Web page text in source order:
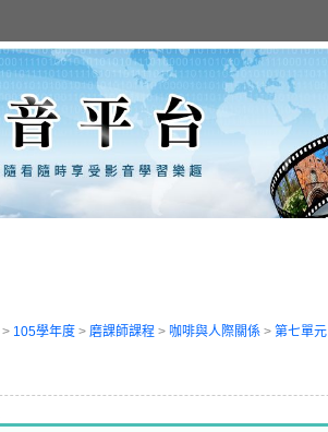
> 105學年度 > 磨課師課程 > 咖啡與人際關係 > 第七單元